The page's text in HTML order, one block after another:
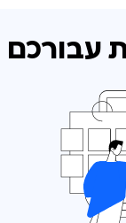
עבורכם